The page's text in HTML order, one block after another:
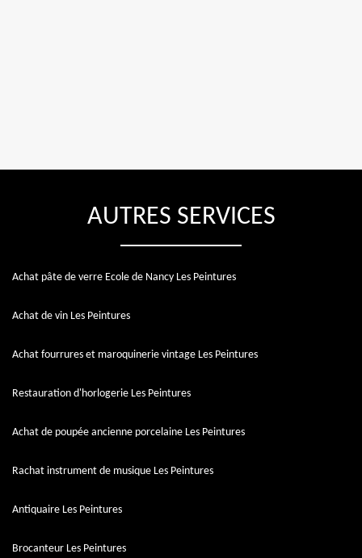
AUTRES SERVICES
Achat pâte de verre Ecole de Nancy Les Peintures
Achat de vin Les Peintures
Achat fourrures et maroquinerie vintage Les Peintures
Restauration d'horlogerie Les Peintures
Achat de poupée ancienne porcelaine Les Peintures
Rachat instrument de musique Les Peintures
Antiquaire Les Peintures
Brocanteur Les Peintures